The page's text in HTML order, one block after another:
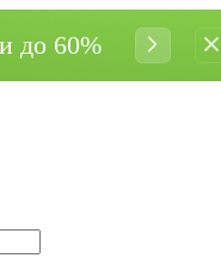
до 60%